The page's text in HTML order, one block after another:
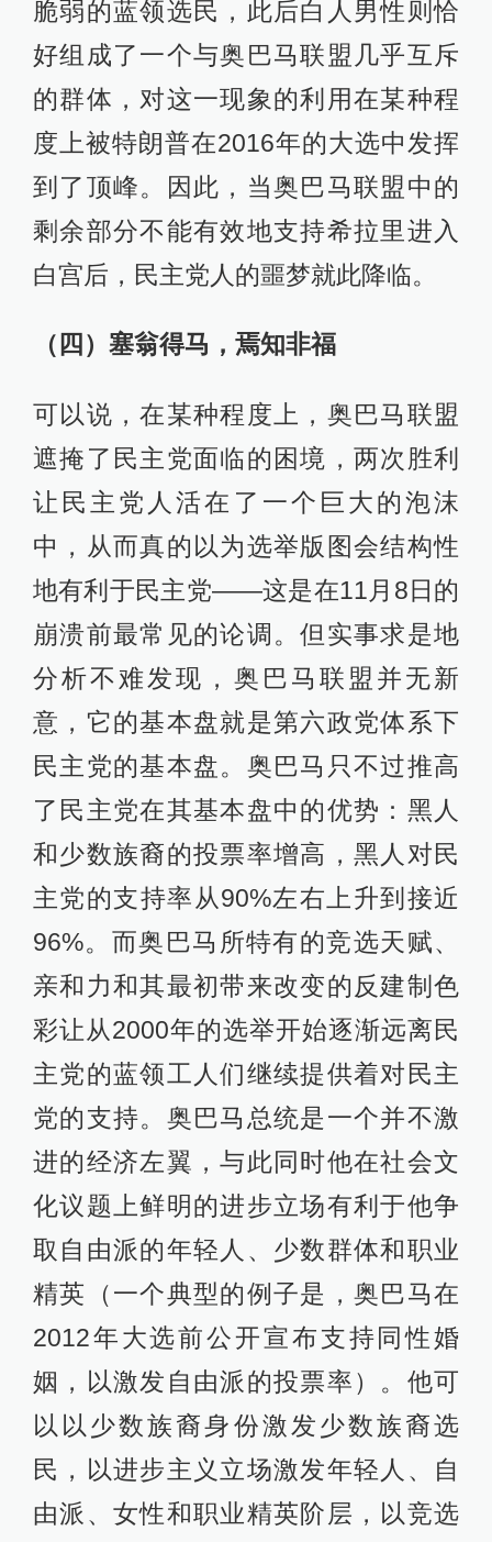
脆弱的蓝领选民，此后白人男性则恰
好组成了一个与奥巴马联盟几乎互斥
的群体，对这一现象的利用在某种程
度上被特朗普在2016年的大选中发挥
到了顶峰。因此，当奥巴马联盟中的
剩余部分不能有效地支持希拉里进入
白宫后，民主党人的噩梦就此降临。
（四）塞翁得马，焉知非福
可以说，在某种程度上，奥巴马联盟
遮掩了民主党面临的困境，两次胜利
让民主党人活在了一个巨大的泡沫
中，从而真的以为选举版图会结构性
地有利于民主党——这是在11月8日的
崩溃前最常见的论调。但实事求是地
分析不难发现，奥巴马联盟并无新
意，它的基本盘就是第六政党体系下
民主党的基本盘。奥巴马只不过推高
了民主党在其基本盘中的优势：黑人
和少数族裔的投票率增高，黑人对民
主党的支持率从90%左右上升到接近
96%。而奥巴马所特有的竞选天赋、
亲和力和其最初带来改变的反建制色
彩让从2000年的选举开始逐渐远离民
主党的蓝领工人们继续提供着对民主
党的支持。奥巴马总统是一个并不激
进的经济左翼，与此同时他在社会文
化议题上鲜明的进步立场有利于他争
取自由派的年轻人、少数群体和职业
精英（一个典型的例子是，奥巴马在
2012年大选前公开宣布支持同性婚
姻，以激发自由派的投票率）。他可
以以少数族裔身份激发少数族裔选
民，以进步主义立场激发年轻人、自
由派、女性和职业精英阶层，以竞选